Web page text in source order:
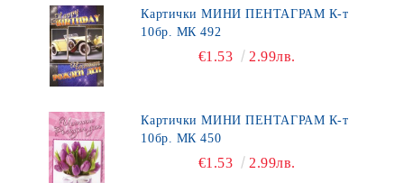
Картички МИНИ ПЕНТАГРАМ К-т
10бр. МК 492
€1.53 2.99лв.
Картички МИНИ ПЕНТАГРАМ К-т
10бр. МК 450
€1.53 2.99лв.